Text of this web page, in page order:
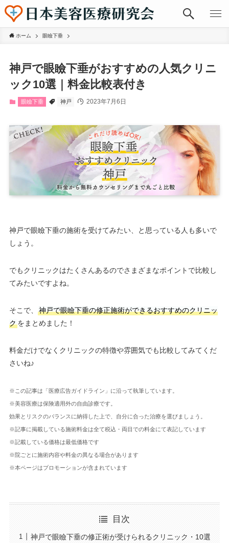
ホーム 眼瞼下垂
神戸で眼瞼下垂がおすすめの人気クリニ
ック10選｜料金比較表付き
眼瞼下垂 神戸 2023年7月6日
神戸で眼瞼下垂の施術を受けてみたい、と思っている人も多いで
しょう。
でもクリニックはたくさんあるのでさまざまなポイントで比較し
てみたいですよね。
そこで、
神戸で眼瞼下垂の修正施術ができるおすすめのクリニッ
クをまとめました！
料金だけでなくクリニックの特徴や雰囲気でも比較してみてくだ
さいね♪
※この記事は「医療広告ガイドライン」に沿って執筆しています。
※美容医療は保険適用外の自由診療です。
効果とリスクのバランスに納得した上で、自分に合った治療を選びましょう。
※記事に掲載している施術料金は全て税込・両目での料金にて表記しています
※記載している価格は最低価格です
※院ごとに施術内容や料金の異なる場合があります
※本ページはプロモーションが含まれています
目次
神戸で眼瞼下垂の修正術が受けられるクリニック・10選